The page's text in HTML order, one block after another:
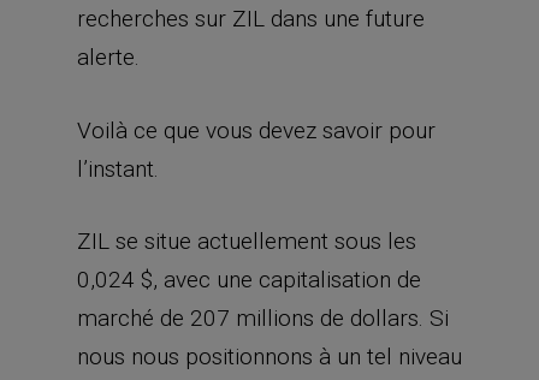
recherches sur ZIL dans une future
alerte.
Voilà ce que vous devez savoir pour
l’instant.
ZIL se situe actuellement sous les
0,024 $, avec une capitalisation de
marché de 207 millions de dollars. Si
nous nous positionnons à un tel niveau